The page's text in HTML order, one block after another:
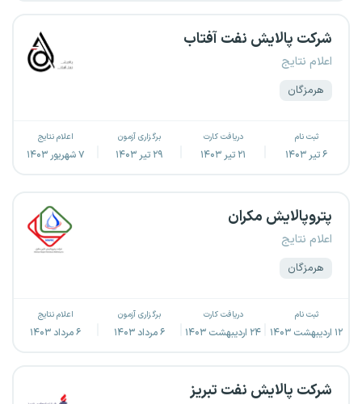
شرکت پالایش نفت آفتاب
اعلام نتایج
هرمزگان
ثبت نام
۶ تیر ۱۴۰۳
دریافت کارت
۲۱ تیر ۱۴۰۳
برگزاری آزمون
۲۹ تیر ۱۴۰۳
اعلام نتایج
۷ شهریور ۱۴۰۳
پتروپالایش مکران
اعلام نتایج
هرمزگان
ثبت نام
۱۲ اردیبهشت ۱۴۰۳
دریافت کارت
۲۴ اردیبهشت ۱۴۰۳
برگزاری آزمون
۶ مرداد ۱۴۰۳
اعلام نتایج
۶ مرداد ۱۴۰۳
شرکت پالایش نفت تبریز